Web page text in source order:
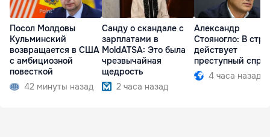
Посол Молдовы
Кульминский
возвращается в США
с амбициозной
повесткой
42 минуты назад
Санду о скандале с
зарплатами в
MoldATSA: Это была
чрезвычайная
щедрость
2 часа назад
Александр
Стояногло: В
действует
преступный спрут
4 часа назад